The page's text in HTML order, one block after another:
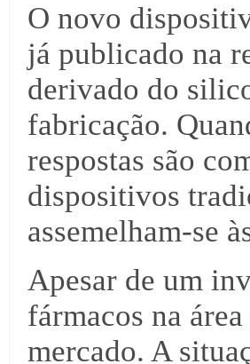
O novo
já publicado na
derivado do
fabricação.
respostas são
dispositivos
assemelham-se
Apesar de um
fármacos na
mercado. A